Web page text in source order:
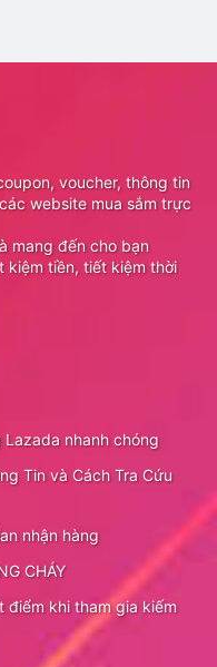
voucher, thông tin
website mua sắm trực
mang đến cho bạn
kiệm tiền, tiết kiệm thời
nhanh chóng
Tin và Cách Tra Cứu
nhận hàng
CHÁY
điểm khi tham gia kiếm